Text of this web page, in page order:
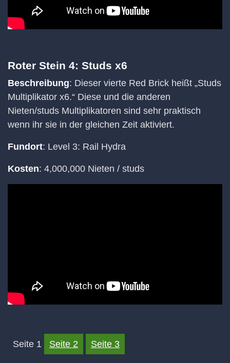
Roter Stein 4: Studs x6
Beschreibung: Dieser vierte Red Brick heißt „Studs
Multiplikator x6.“ Diese und die anderen
Nieten/studs Multiplikatoren sind sehr praktisch
wenn ihr sie in der gleichen Zeit aktiviert.
Fundort: Level 3: Rail Hydra
Kosten: 4,000,000 Nieten / studs
Seite 1 Seite 2 Seite 3